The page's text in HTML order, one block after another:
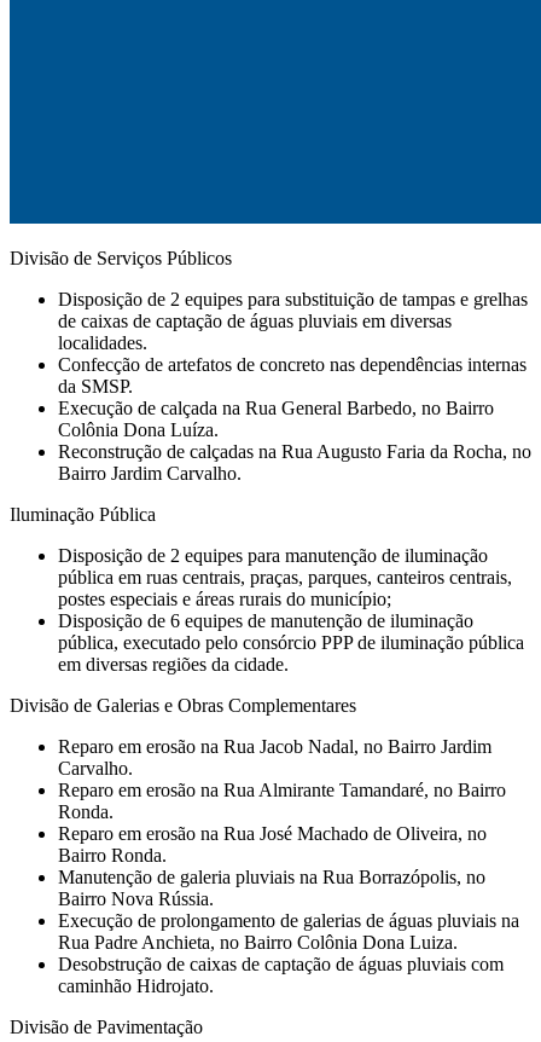
Divisão de Serviços Públicos
Disposição de 2 equipes para substituição de tampas e grelhas
de caixas de captação de águas pluviais em diversas
localidades.
Confecção de artefatos de concreto nas dependências internas
da SMSP.
Execução de calçada na Rua General Barbedo, no Bairro
Colônia Dona Luíza.
⁠Reconstrução de calçadas na Rua Augusto Faria da Rocha, no
Bairro Jardim Carvalho.
Iluminação Pública
Disposição de 2 equipes para manutenção de iluminação
pública em ruas centrais, praças, parques, canteiros centrais,
postes especiais e áreas rurais do município;
Disposição de 6 equipes de manutenção de iluminação
pública, executado pelo consórcio PPP de iluminação pública
em diversas regiões da cidade.
Divisão de Galerias e Obras Complementares
⁠Reparo em erosão na Rua Jacob Nadal, no Bairro Jardim
Carvalho.
Reparo em erosão na Rua Almirante Tamandaré, no Bairro
Ronda.
Reparo em erosão na Rua José Machado de Oliveira, no
Bairro Ronda.
⁠Manutenção de galeria pluviais na Rua Borrazópolis, no
Bairro Nova Rússia.
⁠Execução de prolongamento de galerias de águas pluviais na
Rua Padre Anchieta, no Bairro Colônia Dona Luiza.
Desobstrução de caixas de captação de águas pluviais com
caminhão Hidrojato.
Divisão de Pavimentação